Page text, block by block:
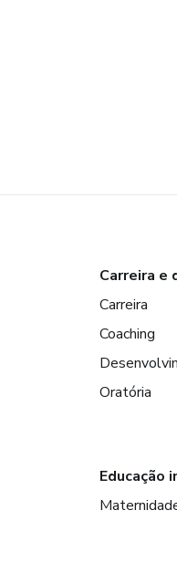
Carreira e
Carreira
Coaching
Oratória
Educação